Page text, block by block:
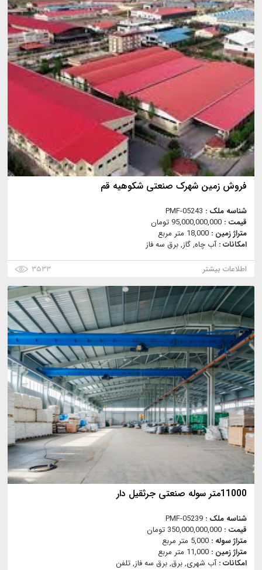
فروش زمین شهرک صنعتی شکوهیه قم
شناسه ملک : PMF-05243
قیمت : 95,000,000,000 تومان
متراژ زمین : 18,000 متر مربع
امکانات :آب چاه, گاز, برق سه فاز
اطلاعات بیشتر
۳۵۳۳
11000متر سوله صنعتی جرثقیل دار
شناسه ملک : PMF-05239
قیمت : 350,000,000,000 تومان
متراژ سوله : 5,000 متر مربع
متراژ زمین : 11,000 متر مربع
امکانات :آب شهری, برق, برق سه فاز, تلفن